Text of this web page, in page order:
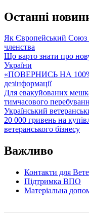
Останні
Як Європейський Союз
членства
Що варто знати про
України
«ПОВЕРНИСЬ НА 100%»:
дезінформації
Для евакуйованих
тимчасового
Український
20 000 гривень на
ветеранського бізнесу
Важливо
Контакти для
Підтримка ВПО
Матеріальна